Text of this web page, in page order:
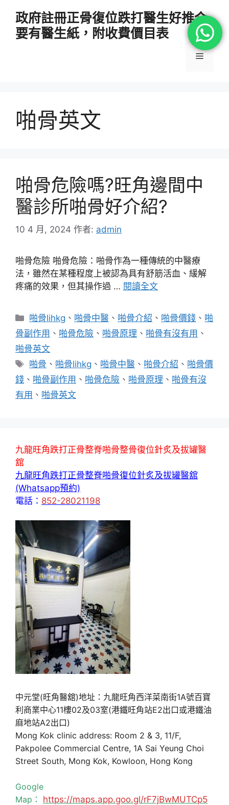
政府註冊正骨復位跌打醫生好推介
要有醫生紙，附收費價目表
選
啪骨英文
啪骨危險嗎?旺角邊間中
醫診所啪骨好介紹?
10 4 月, 2024 作者: admin
啪骨危險 啪骨危險：啪骨作為一種傳統的中醫療
法，雖然在某種程度上被認為具有舒筋活血、緩解
疼痛的效果，但其操作過 … 閱讀全文
分
類
啪骨lihkg 、 啪骨中醫 、 啪骨介紹 、 啪骨價錢 、 啪
骨副作用 、 啪骨危險 、 啪骨原理 、 啪骨有沒有用 、
啪骨英文
標
籤
啪骨 、 啪骨lihkg 、 啪骨中醫 、 啪骨介紹 、 啪骨價
錢 、 啪骨副作用 、 啪骨危險 、 啪骨原理 、 啪骨有沒
有用 、 啪骨英文
九龍旺角跌打正骨整脊啪骨整骨復位針炙及拔罐醫
舘
九龍旺角跌打正骨整脊啪骨復位針炙及拔罐醫舘
(Whatsapp預約)
電話： 852-28021198
中元堂(旺角醫舘)地址：九龍旺角西洋菜南街1A號百寶
利商業中心11樓02及03室(港鐵旺角站E2出口或港鐵油
麻地站A2出口)
Mong Kok clinic address: Room 2 & 3, 11/F,
Pakpolee Commercial Centre, 1A Sai Yeung Choi
Street South, Mong Kok, Kowloon, Hong Kong
Google
Map： https://maps.app.goo.gl/rF7jBwMUTCp5